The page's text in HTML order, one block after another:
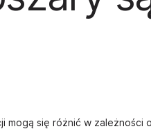
mogą się różnić w zależności